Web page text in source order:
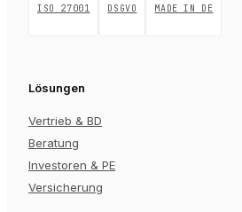
ISO 27001 DSGVO MADE IN DE
Lösungen
Vertrieb & BD
Beratung
Investoren & PE
Versicherung